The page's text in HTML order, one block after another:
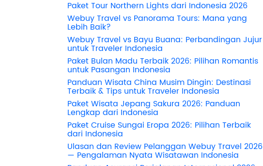
Paket Tour Northern Lights dari Indonesia 2026
Webuy Travel vs Panorama Tours: Mana yang
Lebih Baik?
Webuy Travel vs Bayu Buana: Perbandingan Jujur
untuk Traveler Indonesia
Paket Bulan Madu Terbaik 2026: Pilihan Romantis
untuk Pasangan Indonesia
Panduan Wisata China Musim Dingin: Destinasi
Terbaik & Tips untuk Traveler Indonesia
Paket Wisata Jepang Sakura 2026: Panduan
Lengkap dari Indonesia
Paket Cruise Sungai Eropa 2026: Pilihan Terbaik
dari Indonesia
Ulasan dan Review Pelanggan Webuy Travel 2026
— Pengalaman Nyata Wisatawan Indonesia